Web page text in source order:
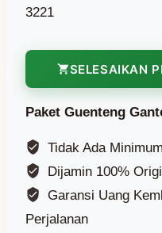
3221
SELESAIKAN
Paket Guenteng
Tidak Ada
Dijamin 100%
Garansi Uang
Perjalanan